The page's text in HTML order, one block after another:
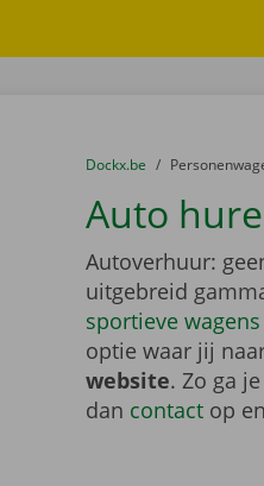
U bevindt zich hier:
van
Dockx.be naar
Auto
Autoverhuur:
uitgebreid
sportieve wagens
optie waar jij
website. Zo ga
dan contactop